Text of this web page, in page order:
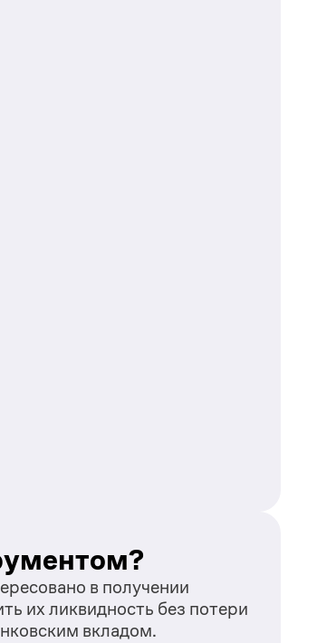
в получении
их ликвидность без потери
вкладом.